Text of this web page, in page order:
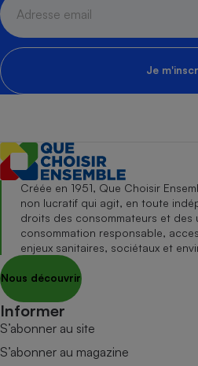
Je
Créée en 1951, Que Choisir
non lucratif qui agit, en toute
droits des consommateurs et des
consommation responsable,
enjeux sanitaires, sociétaux et
Nous découvrir
Informer
S’abonner au site
S’abonner au magazine